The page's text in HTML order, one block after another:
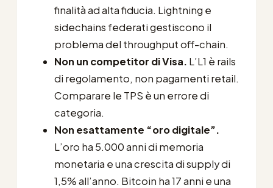
finalità ad alta fiducia. Lightning e
sidechains federati gestiscono il
problema del throughput off-chain.
Non un competitor di Visa. L’L1 è rails
di regolamento, non pagamenti retail.
Comparare le TPS è un errore di
categoria.
Non esattamente “oro digitale”.
L’oro ha 5.000 anni di memoria
monetaria e una crescita di supply di
1,5% all’anno. Bitcoin ha 17 anni e una